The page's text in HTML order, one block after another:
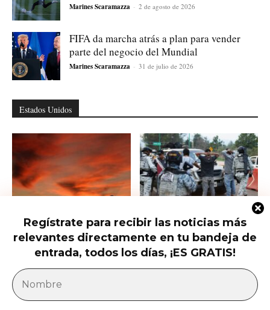
Regístrate para recibir las noticias más
relevantes directamente en tu bandeja de
entrada, todos los días, ¡ES GRATIS!
Marines Scaramazza - 2 de agosto de 2026
FIFA da marcha atrás a plan para vender
parte del negocio del Mundial
Marines Scaramazza - 31 de julio de 2026
Estados Unidos
Trump presiona al Senado para
aprobar el horario de verano
permanente...
Ofrecen 25 millones por el nuevo
líder del CJNG
América Latina